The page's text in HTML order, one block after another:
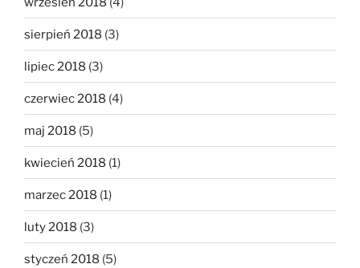
sierpień 2018 (3)
lipiec 2018 (3)
czerwiec 2018 (4)
maj 2018 (5)
kwiecień 2018 (1)
marzec 2018 (1)
luty 2018 (3)
styczeń 2018 (5)